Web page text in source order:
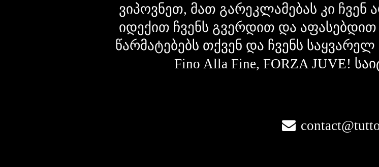
ვიპოვნეთ, მათ გარეკლამებას კი
იდექით ჩვენს გვერდით და
წარმატებებს თქვენ და ჩვენს
Fino Alla Fine, FORZA JUVE!